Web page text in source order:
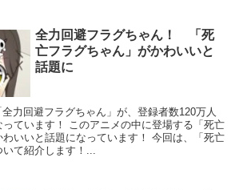
全力回避フラグちゃん！ 「死
亡フラグちゃん」がかわいいと
話題に
力回避フラグちゃん」が、登録者数120万人
ています！ このアニメの中に登場する「死亡
いいと話題になっています！ 今回は、「死亡
て紹介します！...